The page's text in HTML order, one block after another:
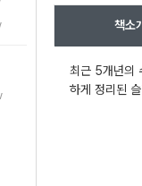
책소
최근 5개년의
하게 정리된